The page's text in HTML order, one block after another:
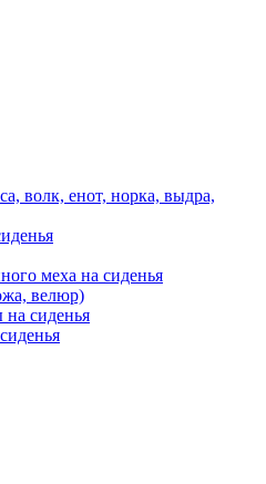
волк, енот, норка, выдра,
меха на сиденья
велюр)
на сиденья